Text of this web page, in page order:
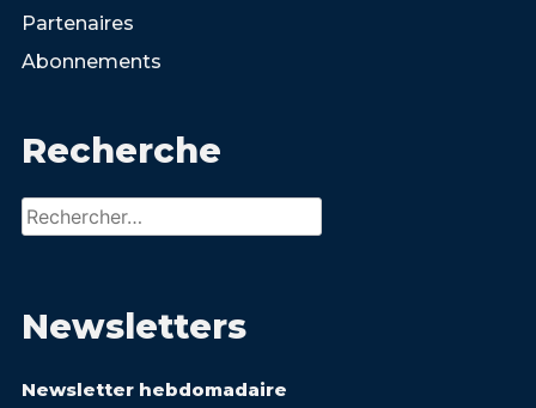
Partenaires
Abonnements
Recherche
Rechercher :
Newsletters
Newsletter hebdomadaire